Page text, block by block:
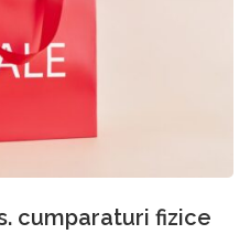
cumparaturi fizice